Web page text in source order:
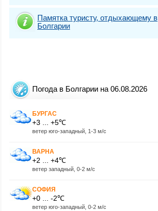
Памятка туристу, отдыхающему в
Болгарии
Погода в Болгарии на 06.08.2026
БУРГАС
+3 ... +5℃
ветер юго-западный, 1-3 м/с
ВАРНА
+2 ... +4℃
ветер западный, 0-2 м/с
СОФИЯ
+0 ... -2℃
ветер юго-западный, 0-2 м/с